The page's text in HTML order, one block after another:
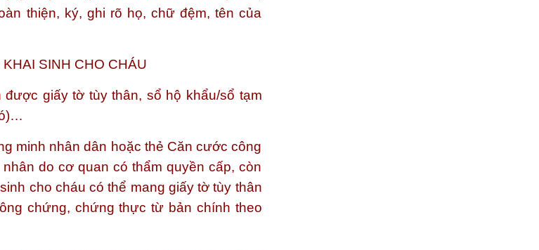
thiện, ký, ghi rõ họ, chữ đệm, tên của
SINH CHO CHÁU
giấy tờ tùy thân, sổ hộ khẩu/sổ tạm
minh nhân dân hoặc thẻ Căn cước công
do cơ quan có thẩm quyền cấp, còn
cho cháu có thể mang giấy tờ tùy thân
chứng, chứng thực từ bản chính theo